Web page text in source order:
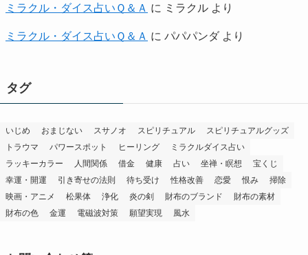
ミラクル・ダイス占いＱ＆Ａ に ミラクル より
ミラクル・ダイス占いＱ＆Ａ に パパパンダより
タグ
いじめ おまじない スサノオ スピリチュアル
スピリチュアルグッズ
トラウマ
パワースポット ヒーリング
ミラクルダイス占い
ラッキーカラー
人間関係 借金 健康 占い 坐禅・瞑想
宝くじ
幸運・開運
引き寄せの法則 待ち受け 性格改善 恋愛 恨み
掃除
映画・アニメ
松果体 浄化 炎の剣 財布のブランド
財布の素材
財布の色
金運 電磁波対策 願望実現 風水